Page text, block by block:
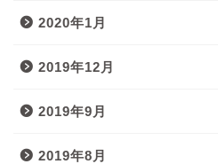
2020年1月
2019年12月
2019年9月
2019年8月